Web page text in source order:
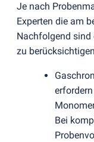
Je nach
Experten die am
Nachfolgend sind
zu
Bei